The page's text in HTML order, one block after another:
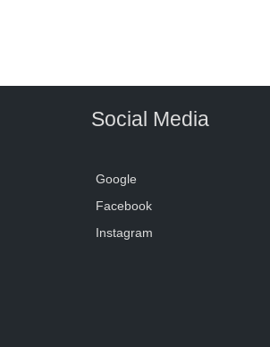
Social Media
Google
Facebook
Instagram